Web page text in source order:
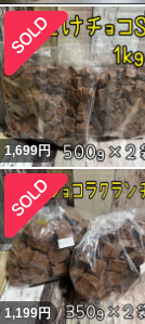
1,699円
1,199円